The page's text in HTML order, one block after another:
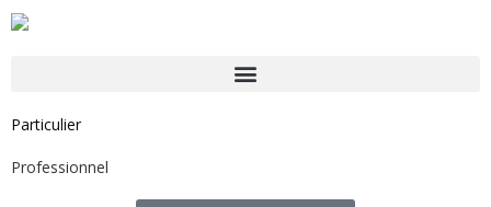
Particulier
Professionnel